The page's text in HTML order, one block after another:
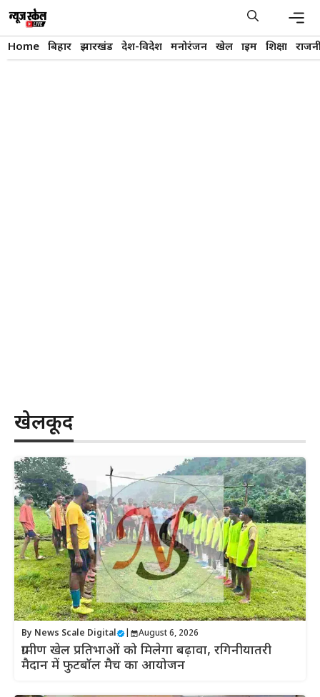
content
Home बिहार झारखंड देश-विदेश मनोरंजन खेल क्राइम शिक्षा
खेलकूद
By News Scale Digital August 6, 2026
ग्रामीण खेल प्रतिभाओं को मिलेगा बढ़ावा, रगिनीयातरी
मैदान में फुटबॉल मैच का आयोजन